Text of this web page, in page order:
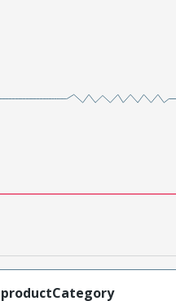
productCategory